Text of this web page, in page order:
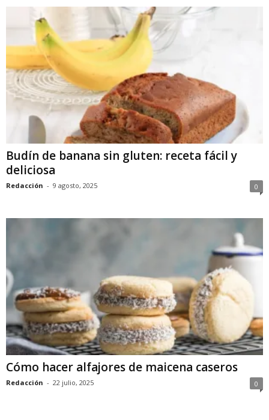
Budín de banana sin gluten: receta fácil y
deliciosa
Redacción - 9 agosto, 2025 0
Cómo hacer alfajores de maicena caseros
Redacción - 22 julio, 2025 0